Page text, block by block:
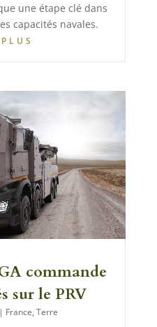
une étape clé dans
capacités navales.
commande
sur le PRV
| France,Terre